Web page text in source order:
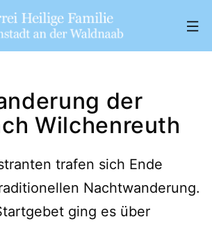
der
Wilchenreuth
trafen sich Ende
Nachtwanderung.
ging es über